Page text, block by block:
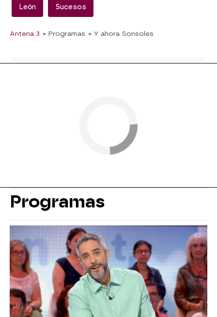
León Sucesos
Antena 3 » Programas » Y ahora Sonsoles
Programas